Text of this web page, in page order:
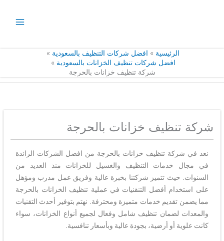
الرئيسية
افضل شركات التنظيف بالسعودية
افضل شركات تنظيف الخزانات بالسعودية
شركة تنظيف خزانات بالحرجة
شركة تنظيف خزانات بالحرجة
نعد في شركة تنظيف خزانات بالحرجة من افضل الشركات الرائدة
في مجال خدمات التنظيف والغسيل للخزانات منذ العديد من
السنوات. حيث تتميز شركتنا بخبرة عالية وفريق عمل مدرب ومؤهل
على استخدام أفضل التنقنيات في عملية تنظيف الخزانات بالحرجة
مما يضمن تقديم خدمات متميزة ومحترفة. نهتم بتوفير أحدث التقنيات
والمعدات لضمان تنظيف شامل وفعال لجميع أنواع الخزانات، سواء
كانت علوية أو أرضية، بجودة عالية وبأسعار تنافسية.